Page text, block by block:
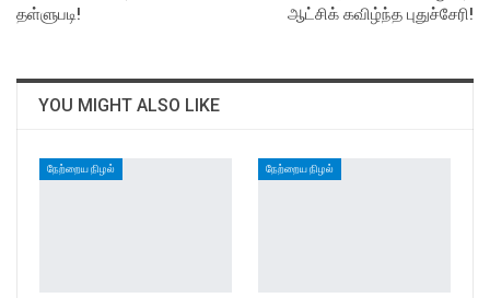
தள்ளுபடி!
ஆட்சிக் கவிழ்ந்த புதுச்சேரி!
YOU MIGHT ALSO LIKE
நேற்றைய நிழல் நேற்றைய நிழல்